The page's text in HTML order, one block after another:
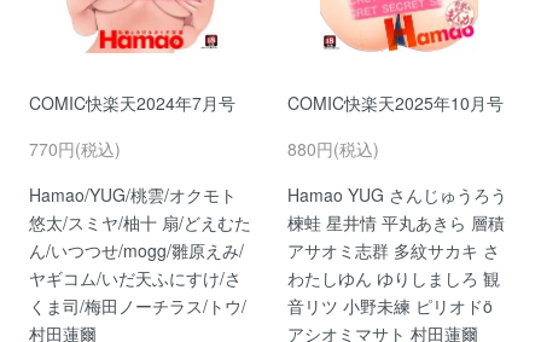
COMIC快楽天2024年7月号
770円(税込)
Hamao/YUG/桃雲/オクモト
悠太/スミヤ/柚十 扇/どえむた
ん/いつつせ/mogg/雛原えみ/
ヤギコム/いだ天ふにすけ/さ
くま司/梅田ノーチラス/トウ/
村田蓮爾
COMIC快楽天2025年10月号
880円(税込)
Hamao YUG さんじゅうろう
楝蛙 星井情 平丸あきら 層積
アサオミ志群 多紋サカキ さ
わたしゆん ゆりしましろ 観
音リツ 小野未練 ピリオドö
アシオミマサト 村田蓮爾